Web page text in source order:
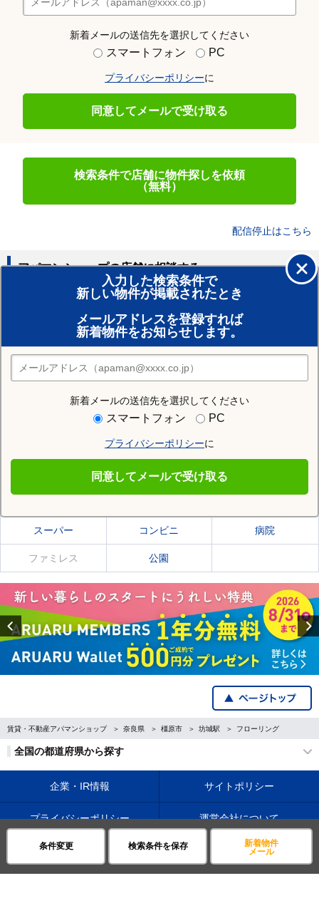
条件変更 検索条件を保存
新着物件
メール
新着メールの送信先を選択してください
スマートフォン PC
プライバシーポリシーに
同意してメールで受け取る
検索条件で店舗に物件探しを依頼
（無料）
配信停止はこちら
入力した検索条件で
新しい物件が掲載されたとき
メールアドレスを登録すれば
新着物件をお知らせします。
新着メールの送信先を選択してください
スマートフォン PC
プライバシーポリシーに
同意してメールで受け取る
アパマンショップの店舗に相談する
賃貸のプロがお部屋探し！
おまかせ物件リクエスト
住みたい街の店舗を探す
店舗検索
住む街研究所で坊城駅の情報を見る
坊城駅の施設一覧
スーパー コンビニ 病院
ファミレス 公園
Previous
賃貸・不動産アパマンショップ 奈良県 橿原市 坊城駅 フローリング
全国の都道府県から探す
企業・IR情報 サイトポリシー
プライバシーポリシー 運営会社について
©APAMAN Co.,Ltd.